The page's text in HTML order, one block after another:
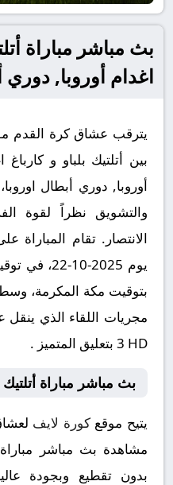
بث مباشر مباراة
اغدام أوروبا, دوري
يترقب عشاق كرة القدم
بين أتلتيك بلباو و
أوروبا, دوري أبطال
والتشويق نظراً لقوة
الانتصار. تقام
بتوقيت مكة المكرمة،
3 HD بتعليق المتميز .
بث مباشر مباراة أتلتيك
يتيح موقعكورة لايف
مشاهدة بث مباشر مباراة
بدون تقطيع وبجودة